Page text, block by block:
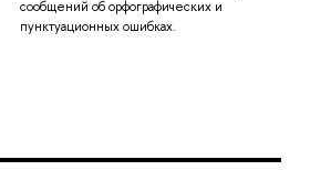
сообщений об орфографических и
пунктуационных ошибках.